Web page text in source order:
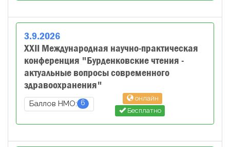
3.9.2026
XXII Международная научно-практическая
конференция "Бурденковские чтения -
актуальные вопросы современного
здравоохранения"
Баллов НМО: 6
онлайн
Бесплатно